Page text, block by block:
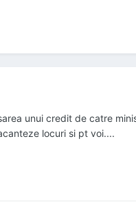
unui credit de catre
locuri si pt voi....